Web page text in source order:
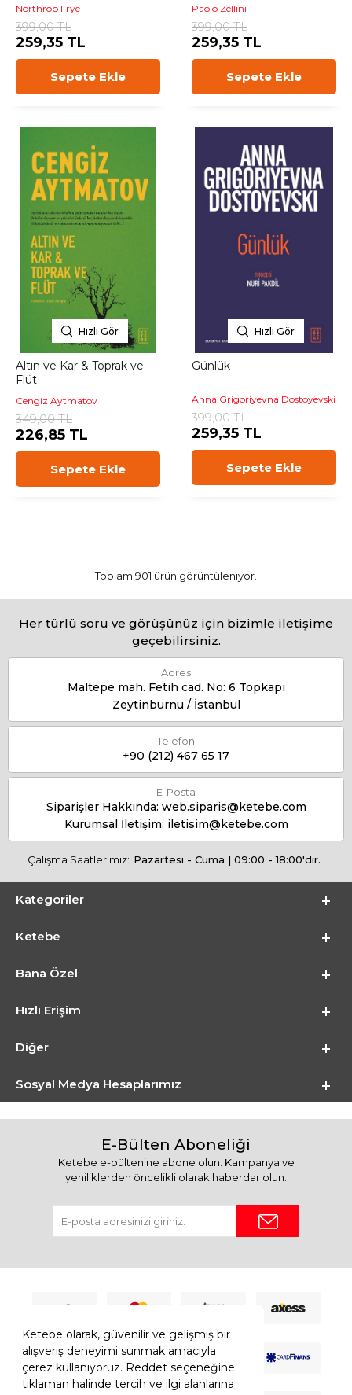
Ketebe olarak, güvenilir ve gelişmiş bir
alışveriş deneyimi sunmak amacıyla
çerez kullanıyoruz. Reddet seçeneğine
tıklaman halinde tercih ve ilgi alanlarına
Northrop Frye
399,00 TL
259,35 TL
Sepete Ekle
Paolo Zellini
399,00 TL
259,35 TL
Sepete Ekle
Hızlı Gör
Altın ve Kar & Toprak ve
Flüt
Cengiz Aytmatov
349,00 TL
226,85 TL
Sepete Ekle
Hızlı Gör
Günlük
Anna Grigoriyevna Dostoyevski
399,00 TL
259,35 TL
Sepete Ekle
Toplam 901 ürün görüntüleniyor.
Her türlü soru ve görüşünüz için bizimle iletişime
geçebilirsiniz.
Adres
Maltepe mah. Fetih cad. No: 6 Topkapı
Zeytinburnu / İstanbul
Telefon
+90 (212) 467 65 17
E-Posta
Siparişler Hakkında: web.siparis@ketebe.com
Kurumsal İletişim: iletisim@ketebe.com
Çalışma Saatlerimiz: Pazartesi - Cuma | 09:00 - 18:00'dir.
Kategoriler
Ketebe
Bana Özel
Hızlı Erişim
Diğer
Sosyal Medya Hesaplarımız
E-Bülten Aboneliği
Ketebe e-bültenine abone olun. Kampanya ve
yeniliklerden öncelikli olarak haberdar olun.